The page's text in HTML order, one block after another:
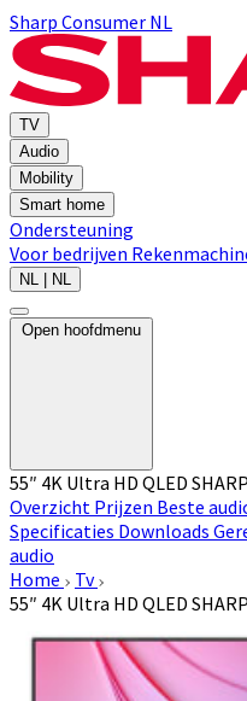
Sharp Consumer NL
TV
Audio
Mobility
Smart home
Ondersteuning
Voor bedrijven
NL | NL
Open hoofdmenu
55″ 4K Ultra HD QLED
Overzicht Prijzen Beste
Specificaties Downloads
audio
Home
Tv
55″ 4K Ultra HD QLED